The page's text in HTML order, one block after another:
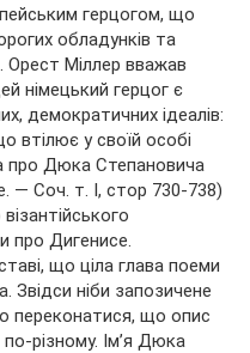
герцогом, що
обладунків та
Орест Міллер вважав
німецький герцог є
демократичних ідеалів:
втілює у своїй особі
про Дюка Степановича
— Соч. т. I, стор 730-738)
про Дигенисе.
що ціла глава поеми
Звідси ніби запозичене
переконатися, що опис
різному. Ім’я Дюка